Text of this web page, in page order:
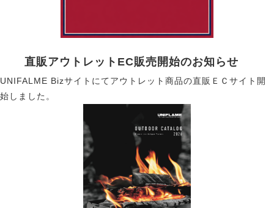
直販アウトレットEC販売開始のお知らせ
UNIFALME Bizサイトにてアウトレット商品の直販ＥＣサイト開
始しました。